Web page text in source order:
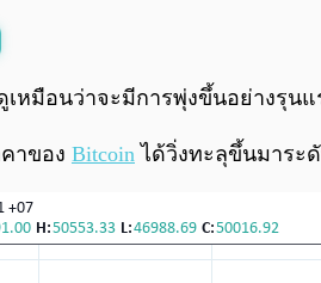
เหมือนว่าจะมีการพุ่งขึ้นอย่างรุน
าของ Bitcoin ได้วิ่งทะลุขึ้นมาระ